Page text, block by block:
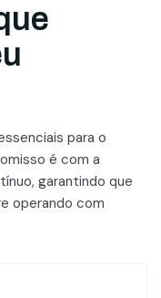
para o
é com a
garantindo que
operando com